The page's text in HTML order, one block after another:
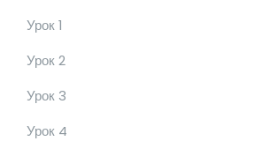
Урок 1
Урок 2
Урок 3
Урок 4